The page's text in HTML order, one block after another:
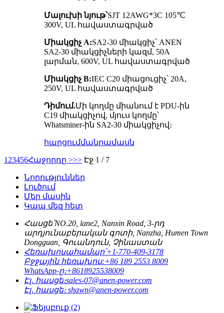
Մալուխի նյութ՝SJT 12AWG*3C 105℃
300V, UL հավաստագրված
Միակցիչ A:SA2-30 միակցիչ՝ ANEN
SA2-30 միակցիչների կազմ, 50A
լարման, 600V, UL հավաստագրված
Միակցիչ B:IEC C20 միացուցիչ՝ 20A,
250V, UL հավաստագրված
Դիմում.Մի կողմը միանում է PDU-ին
C19 միակցիչով, մյուս կողմը՝
Whatsminer-ին SA2-30 միակցիչով։
հարցումմանրամասն
1 23456Հաջորդը >>> Էջ 1 / 7
Նորություններ
Լուծում
Մեր մասին
Կապ մեզ հետ
Հասցե՝NO.20, lane2, Nanxin Road, 3-րդ
արդյունաբերական գոտի, Nanzha, Humen Town
Dongguan, Գուանդուն, Չինաստան
Հեռախոսահամար՝+1-770-409-3178
Բջջային հեռախոս:+86 189 2553 8009
WhatsApp-ը։+8618925538009
Էլ․ հասցե։sales-07@anen-power.com
Էլ․ հասցե։ shawn@anen-power.com